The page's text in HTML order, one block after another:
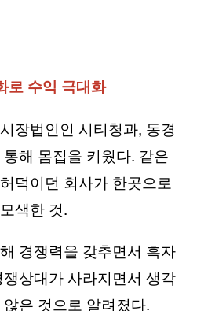
로 수익 극대화
장법인인 시티청과, 동경
해 몸집을 키웠다. 같은
덕이던 회사가 한곳으로
색한 것.
경쟁력을 갖추면서 흑자
상대가 사라지면서 생각
은 것으로 알려졌다.